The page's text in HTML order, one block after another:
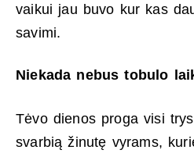
vaikui jau buvo kur kas
savimi.
Niekada nebus tobulo
Tėvo dienos proga visi
svarbią žinutę vyrams,